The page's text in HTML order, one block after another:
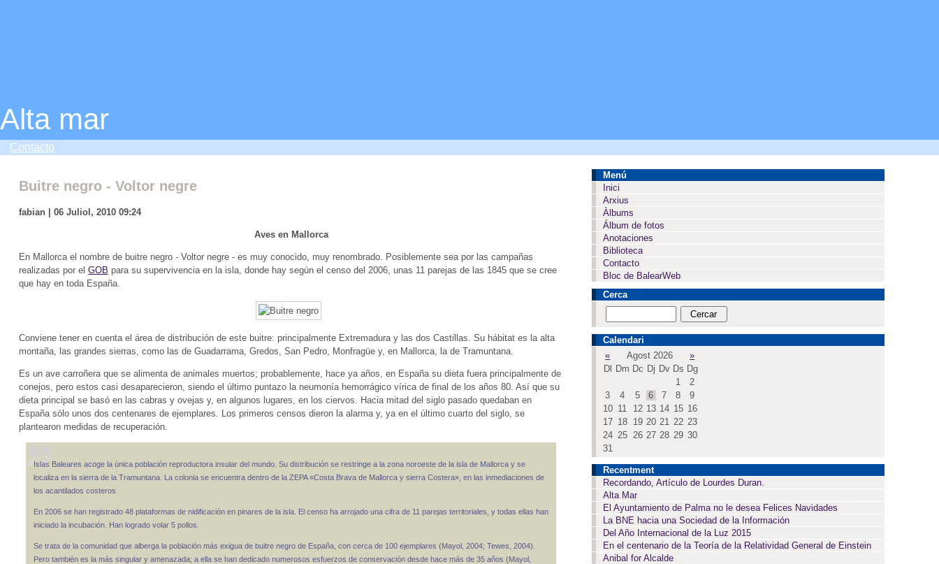
Alta mar
Contacto
Buitre negro - Voltor negre
fabian | 06 Juliol, 2010 09:24
Aves en Mallorca
En Mallorca el nombre de buitre negro - Voltor negre - es muy conocido, muy renombrado. Posiblemente sea por las campañas
realizadas por el GOB para su supervivencia en la isla, donde hay según el censo del 2006, unas 11 parejas de las 1845 que se cree
que hay en toda España.
Conviene tener en cuenta el área de distribución de este buitre: principalmente Extremadura y las dos Castillas. Su hábitat es la alta
montaña, las grandes sierras, como las de Guadarrama, Gredos, San Pedro, Monfragüe y, en Mallorca, la de Tramuntana.
Es un ave carroñera que se alimenta de animales muertos; probablemente, hace ya años, en España su dieta fuera principalmente de
conejos, pero estos casi desaparecieron, siendo el último puntazo la neumonía hemorrágico vírica de final de los años 80. Así que su
dieta principal se basó en las cabras y ovejas y, en algunos lugares, en los ciervos. Hacia mitad del siglo pasado quedaban en
España sólo unos dos centenares de ejemplares. Los primeros censos dieron la alarma y, ya en el último cuarto del siglo, se
plantearon medidas de recuperación.
Islas Baleares acoge la única población reproductora insular del mundo. Su distribución se restringe a la zona noroeste de la isla de Mallorca y se
localiza en la sierra de la Tramuntana. La colonia se encuentra dentro de la ZEPA «Costa Brava de Mallorca y sierra Costera», en las inmediaciones de
los acantilados costeros
En 2006 se han registrado 48 plataformas de nidificación en pinares de la isla. El censo ha arrojado una cifra de 11 parejas territoriales, y todas ellas han
iniciado la incubación. Han logrado volar 5 pollos.
Se trata de la comunidad que alberga la población más exigua de buitre negro de España, con cerca de 100 ejemplares (Mayol, 2004; Tewes, 2004).
Pero también es la más singular y amenazada; a ella se han dedicado numerosos esfuerzos de conservación desde hace más de 35 años (Mayol,
Menú
Inici
Arxius
Àlbums
Álbum de fotos
Anotaciones
Biblioteca
Contacto
Bloc de BalearWeb
Cerca
Calendari
«
Agost 2026
»
Dl
Dm Dc Dj Dv Ds Dg
1
2
3
4 5 6 7 8
9
10 11 12 13 14 15 16
17 18 19 20 21 22 23
24 25 26 27 28 29 30
31
Recentment
Recordando, Artículo de Lourdes Duran.
Alta Mar
El Ayuntamiento de Palma no le desea Felices Navidades
La BNE hacia una Sociedad de la Información
Del Año Internacional de la Luz 2015
En el centenario de la Teoría de la Relatividad General de Einstein
Anibal for Alcalde